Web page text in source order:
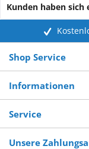
Kunden haben sich
Shop Service
Informationen
Service
Unsere